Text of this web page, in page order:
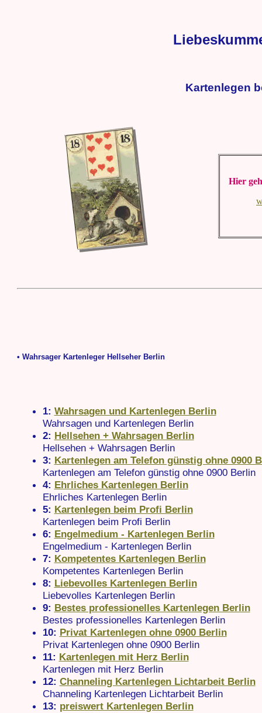
Kartenlegen
Hier
• Wahrsager Kartenleger Hellseher Berlin
1: Wahrsagen und Kartenlegen Berlin
Wahrsagen und Kartenlegen Berlin
2: Hellsehen + Wahrsagen Berlin
Hellsehen + Wahrsagen Berlin
3: Kartenlegen am Telefon günstig ohne 0900
Kartenlegen am Telefon günstig ohne 0900 Berlin
4: Ehrliches Kartenlegen Berlin
Ehrliches Kartenlegen Berlin
5: Kartenlegen beim Profi Berlin
Kartenlegen beim Profi Berlin
6: Engelmedium - Kartenlegen Berlin
Engelmedium - Kartenlegen Berlin
7: Kompetentes Kartenlegen Berlin
Kompetentes Kartenlegen Berlin
8: Liebevolles Kartenlegen Berlin
Liebevolles Kartenlegen Berlin
9: Bestes professionelles Kartenlegen Berlin
Bestes professionelles Kartenlegen Berlin
10: Privat Kartenlegen ohne 0900 Berlin
Privat Kartenlegen ohne 0900 Berlin
11: Kartenlegen mit Herz Berlin
Kartenlegen mit Herz Berlin
12: Channeling Kartenlegen Lichtarbeit Berlin
Channeling Kartenlegen Lichtarbeit Berlin
13: preiswert Kartenlegen Berlin